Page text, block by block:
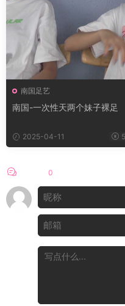
南国足艺
南国-一次性天两个妹子裸足
2025-04-11 5
0